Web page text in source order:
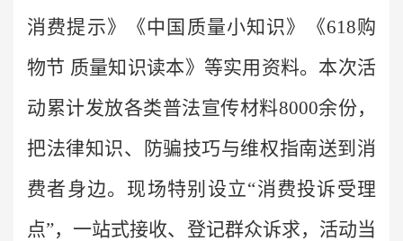
消费提示》《中国质量小知识》《618购
物节 质量知识读本》等实用资料。本次活
动累计发放各类普法宣传材料8000余份，
把法律知识、防骗技巧与维权指南送到消
费者身边。现场特别设立“消费投诉受理
点”，一站式接收、登记群众诉求，活动当